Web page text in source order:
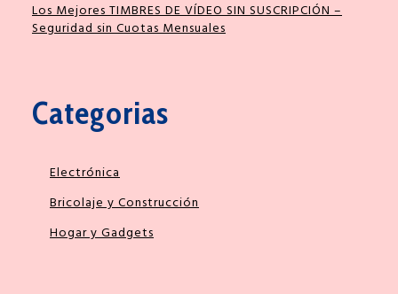
Los Mejores TIMBRES DE VÍDEO SIN SUSCRIPCIÓN –
Seguridad sin Cuotas Mensuales
Categorias
Electrónica
Bricolaje y Construcción
Hogar y Gadgets